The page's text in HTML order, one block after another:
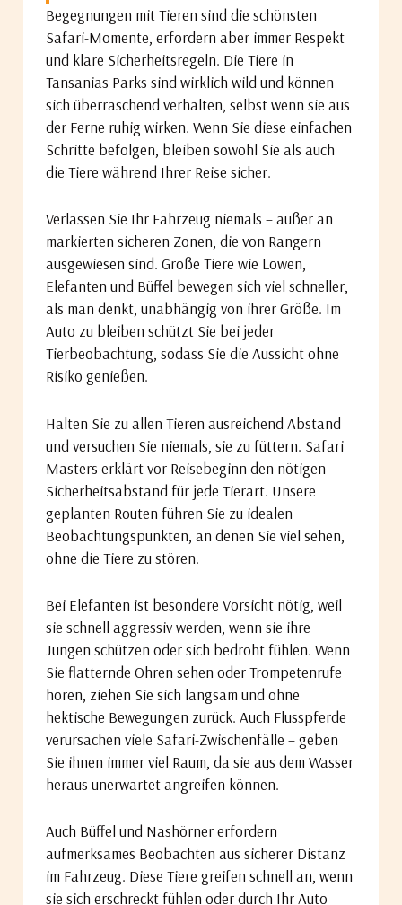
Begegnungen mit Tieren sind die schönsten
Safari-Momente, erfordern aber immer Respekt
und klare Sicherheitsregeln. Die Tiere in
Tansanias Parks sind wirklich wild und können
sich überraschend verhalten, selbst wenn sie aus
der Ferne ruhig wirken. Wenn Sie diese einfachen
Schritte befolgen, bleiben sowohl Sie als auch
die Tiere während Ihrer Reise sicher.
Verlassen Sie Ihr Fahrzeug niemals – außer an
markierten sicheren Zonen, die von Rangern
ausgewiesen sind. Große Tiere wie Löwen,
Elefanten und Büffel bewegen sich viel schneller,
als man denkt, unabhängig von ihrer Größe. Im
Auto zu bleiben schützt Sie bei jeder
Tierbeobachtung, sodass Sie die Aussicht ohne
Risiko genießen.
Halten Sie zu allen Tieren ausreichend Abstand
und versuchen Sie niemals, sie zu füttern. Safari
Masters erklärt vor Reisebeginn den nötigen
Sicherheitsabstand für jede Tierart. Unsere
geplanten Routen führen Sie zu idealen
Beobachtungspunkten, an denen Sie viel sehen,
ohne die Tiere zu stören.
Bei Elefanten ist besondere Vorsicht nötig, weil
sie schnell aggressiv werden, wenn sie ihre
Jungen schützen oder sich bedroht fühlen. Wenn
Sie flatternde Ohren sehen oder Trompetenrufe
hören, ziehen Sie sich langsam und ohne
hektische Bewegungen zurück. Auch Flusspferde
verursachen viele Safari-Zwischenfälle – geben
Sie ihnen immer viel Raum, da sie aus dem Wasser
heraus unerwartet angreifen können.
Auch Büffel und Nashörner erfordern
aufmerksames Beobachten aus sicherer Distanz
im Fahrzeug. Diese Tiere greifen schnell an, wenn
sie sich erschreckt fühlen oder durch Ihr Auto